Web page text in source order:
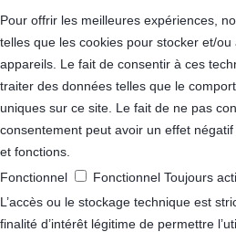
Pour offrir les meilleures expériences,
telles que les cookies pour stocker et/
appareils. Le fait de consentir à ces
traiter des données telles que le
uniques sur ce site. Le fait de ne pas
consentement peut avoir un effet
et fonctions.
Fonctionnel
Fonctionnel Toujours
L’accès ou le stockage technique est
finalité d’intérêt légitime de permettre